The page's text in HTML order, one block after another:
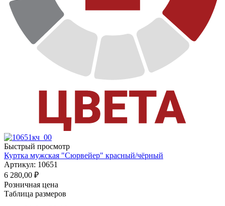
Быстрый просмотр
Куртка мужская "Сюрвейер" красный/чёрный
Артикул: 10651
6 280,00 ₽
Розничная цена
Таблица размеров